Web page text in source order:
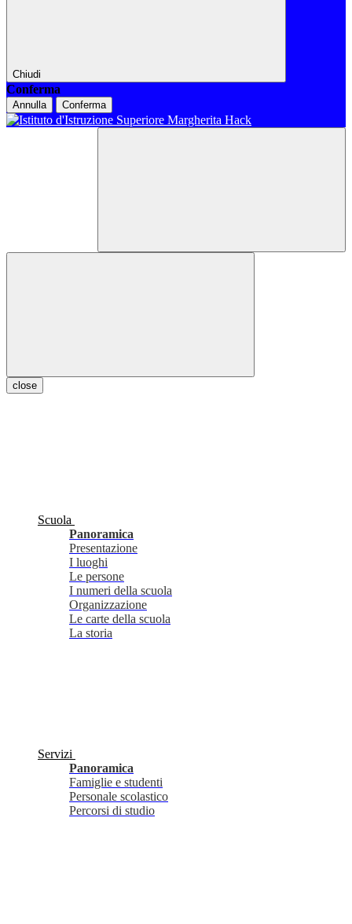
Chiudi
Conferma
Annulla Conferma
close
Scuola
Panoramica
Presentazione
I luoghi
Le persone
I numeri della scuola
Organizzazione
Le carte della scuola
La storia
Servizi
Panoramica
Famiglie e studenti
Personale scolastico
Percorsi di studio